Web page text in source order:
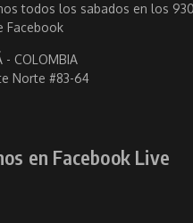
todos los sabados en los
Facebook
- COLOMBIA
Norte #83-64
en Facebook Live